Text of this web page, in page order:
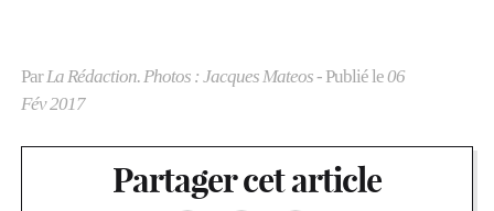
ParLa Rédaction. Photos : Jacques Mateos- Publié le06
Fév 2017
Partager cet article